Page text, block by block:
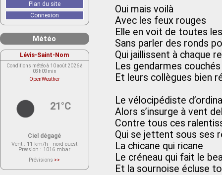
Oui mais voilà
Avec les feux rouges
Elle en voit de toutes
Sans parler des ronds
Qui jaillissent à chaque
Les gendarmes couchés
Et leurs collègues bien
Le vélocipédiste
Alors s’insurge à vent
Contre tous ces
Qui se jettent sous ses
La chicane qui ricane
Le créneau qui fait le
Et la sournoise écluse
Plan du site
Connexion
Météo
Lévis-Saint-Nom
Conditions météo à 10 août 2026 à
03h09min
OpenWeather
21°C
Ciel dégagé
Vent : 11 km/h - nord-ouest
Pression : 1016 mbar
Prévisions >>
actuellement aucune prévision